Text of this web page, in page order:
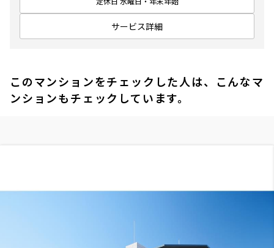
サービス詳細
このマンションをチェックした人は、こんなマ
ンションもチェックしています。